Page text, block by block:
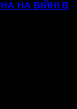
НА ВІЙНІ В